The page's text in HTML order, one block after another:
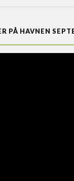
PÅ HAVNEN